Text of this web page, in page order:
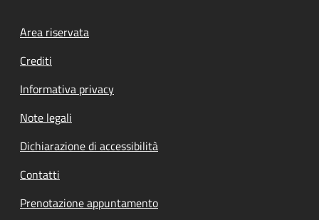
Footer menu
Area riservata
Crediti
Informativa privacy
Note legali
Dichiarazione di accessibilità
Contatti
Prenotazione appuntamento